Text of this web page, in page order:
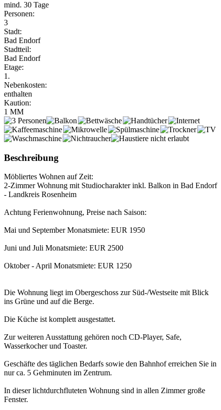
mind. 30 Tage
Personen:
3
Stadt:
Bad Endorf
Stadtteil:
Bad Endorf
Etage:
1.
Nebenkosten:
enthalten
Kaution:
1 MM
Beschreibung
Möbliertes Wohnen auf Zeit:
2-Zimmer Wohnung mit Studiocharakter inkl. Balkon in Bad Endorf
- Landkreis Rosenheim
Achtung Ferienwohnung, Preise nach Saison:
Mai und September Monatsmiete: EUR 1950
Juni und Juli Monatsmiete: EUR 2500
Oktober - April Monatsmiete: EUR 1250
Die Wohnung liegt im Obergeschoss zur Süd-/Westseite mit Blick
ins Grüne und auf die Berge.
Die Küche ist komplett ausgestattet.
Zur weiteren Ausstattung gehören noch CD-Player, Safe,
Wasserkocher und Toaster.
Geschäfte des täglichen Bedarfs sowie den Bahnhof erreichen Sie in
nur ca. 5 Gehminuten im Zentrum.
In dieser lichtdurchfluteten Wohnung sind in allen Zimmer große
Fenster.